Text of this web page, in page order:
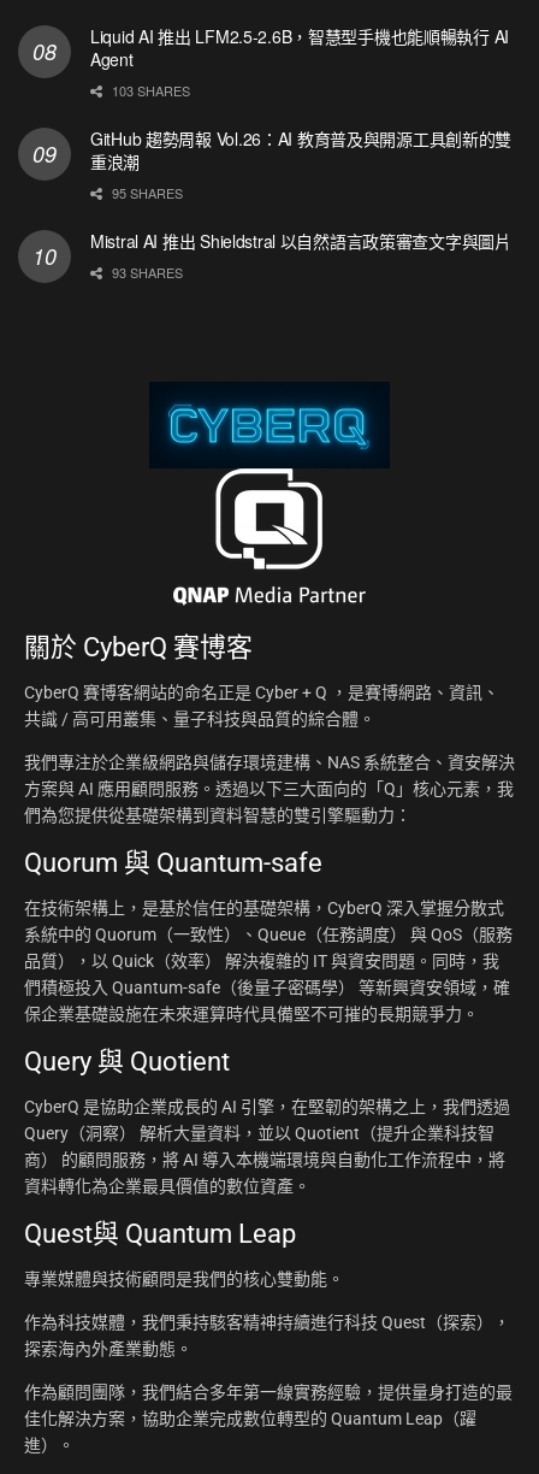
Liquid AI 推出 LFM2.5-2.6B，智慧型手機也能順暢執行 AI
Agent
103 SHARES
GitHub 趨勢周報 Vol.26：AI 教育普及與開源工具創新的雙
重浪潮
95 SHARES
Mistral AI 推出 Shieldstral 以自然語言政策審查文字與圖片
93 SHARES
關於 CyberQ 賽博客
CyberQ 賽博客網站的命名正是 Cyber + Q ，是賽博網路、資訊、
共識 / 高可用叢集、量子科技與品質的綜合體。
我們專注於企業級網路與儲存環境建構、NAS 系統整合、資安解決
方案與 AI 應用顧問服務。透過以下三大面向的「Q」核心元素，我
們為您提供從基礎架構到資料智慧的雙引擎驅動力：
Quorum 與 Quantum-safe
在技術架構上，是基於信任的基礎架構，CyberQ 深入掌握分散式
系統中的 Quorum（一致性）、Queue（任務調度） 與 QoS（服務
品質），以 Quick（效率） 解決複雜的 IT 與資安問題。同時，我
們積極投入 Quantum-safe（後量子密碼學） 等新興資安領域，確
保企業基礎設施在未來運算時代具備堅不可摧的長期競爭力。
Query 與 Quotient
CyberQ 是協助企業成長的 AI 引擎，在堅韌的架構之上，我們透過
Query（洞察） 解析大量資料，並以 Quotient（提升企業科技智
商） 的顧問服務，將 AI 導入本機端環境與自動化工作流程中，將
資料轉化為企業最具價值的數位資產。
Quest與 Quantum Leap
專業媒體與技術顧問是我們的核心雙動能。
作為科技媒體，我們秉持駭客精神持續進行科技 Quest（探索），
探索海內外產業動態。
作為顧問團隊，我們結合多年第一線實務經驗，提供量身打造的最
佳化解決方案，協助企業完成數位轉型的 Quantum Leap（躍
進）。